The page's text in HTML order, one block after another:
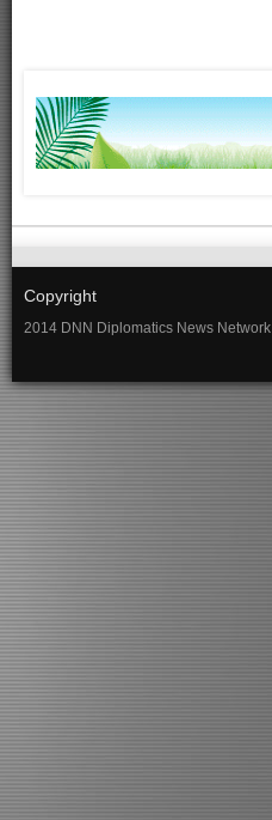
Copyright
2014 DNN Diplomatics News Network